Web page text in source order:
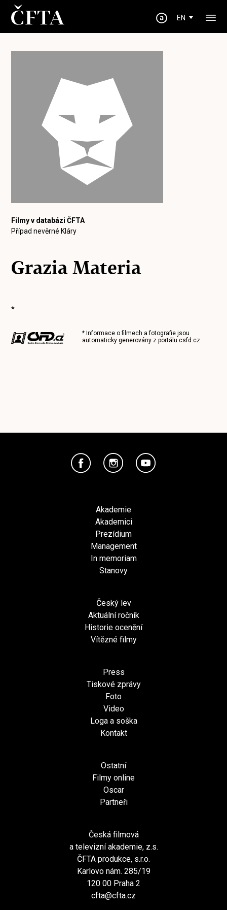
EN
Filmy v databázi ČFTA
Případ nevěrné Kláry
Grazia Materia
*
* Informace o filmech a fotografie jsou
automaticky generovány z portálucsfd.cz.
Akademie
Akademici
Prezídium
Management
In memoriam
Stanovy
Český lev
Aktuální ročník
Historie ocenění
Vítězné filmy
Press
Tiskové zprávy
Foto
Video
Loga a soška
Kontakt
Ostatní
Filmy online
Oscar
Partneři
Česká filmová
a televizní akademie, z.s.
ČFTA produkce, s.r.o.
Karlovo nám. 285/19
120 00 Praha 2
cfta@cfta.cz